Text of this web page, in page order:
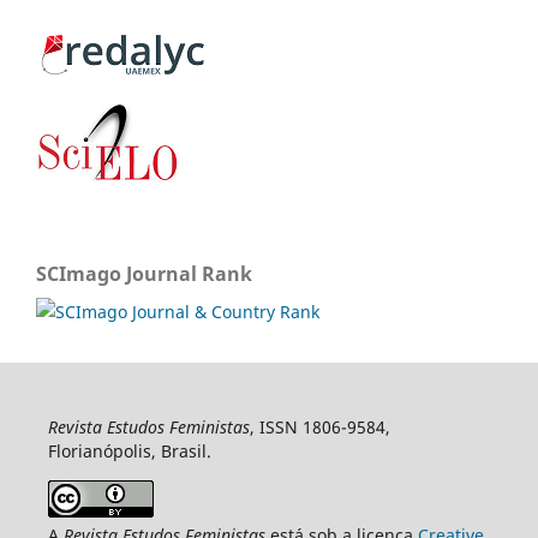
SCImago Journal Rank
Revista Estudos Feministas, ISSN 1806-9584,
Florianópolis, Brasil.